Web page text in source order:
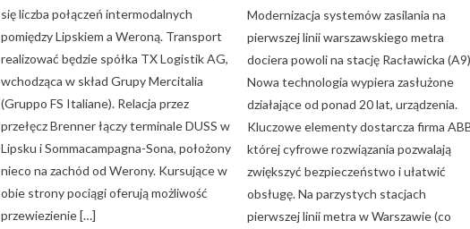
się liczba połączeń intermodalnych
pomiędzy Lipskiem a Weroną. Transport
realizować będzie spółka TX Logistik AG,
wchodząca w skład Grupy Mercitalia
(Gruppo FS Italiane). Relacja przez
przełęcz Brenner łączy terminale DUSS w
Lipsku i Sommacampagna-Sona, położony
nieco na zachód od Werony. Kursujące w
obie strony pociągi oferują możliwość
przewiezienie […]
Modernizacja systemów zasilania na
pierwszej linii warszawskiego metra
dociera powoli na stację Racławicka
Nowa technologia wypiera zasłużone
działające od ponad 20 lat, urządzenia.
Kluczowe elementy dostarcza firma
której cyfrowe rozwiązania pozwalają
zwiększyć bezpieczeństwo i ułatwić
obsługę. Na parzystych stacjach
pierwszej linii metra w Warszawie (co